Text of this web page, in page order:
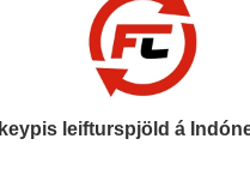
leifturspjöld á